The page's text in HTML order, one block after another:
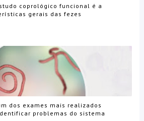
coprológico funcional é a
gerais das fezes
dos exames mais realizados
problemas do sistema